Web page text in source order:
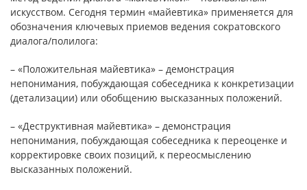
искусством. Сегодня термин «майевтика» применяется для
обозначения ключевых приемов ведения сократовского
диалога/полилога:
– «Положительная майевтика» – демонстрация
непонимания, побуждающая собеседника к конкретизации
(детализации) или обобщению высказанных положений.
– «Деструктивная майевтика» – демонстрация
непонимания, побуждающая собеседника к переоценке и
корректировке своих позиций, к переосмыслению
высказанных положений.